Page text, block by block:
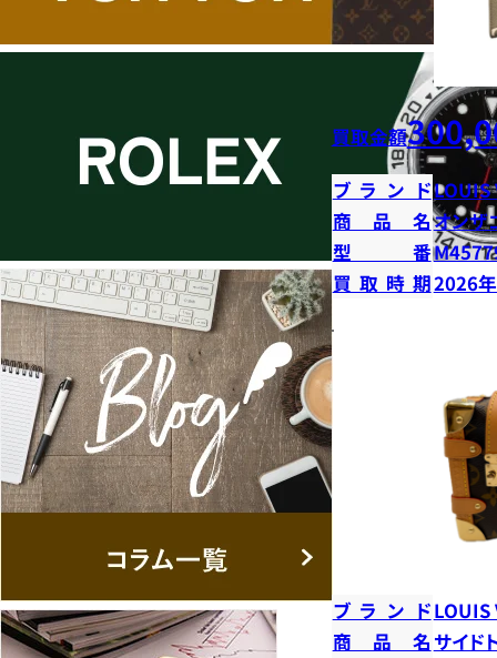
買取金額
ブランドLOUIS
商品名オンザ
型番
買取時期2026
ブランドLOUIS
商品名 サイド